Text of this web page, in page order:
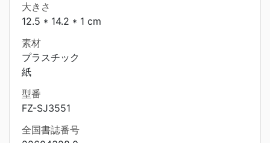
大きさ
12.5 * 14.2 * 1 cm
素材
プラスチック
紙
型番
FZ-SJ3551
全国書誌番号